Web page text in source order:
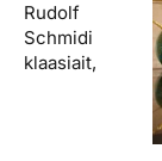
Rudolf
Schmidi
klaasiait,